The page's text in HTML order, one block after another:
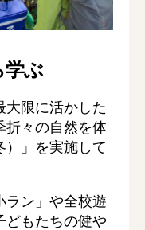
学ぶ
大限に活かした
折々の自然を体
）」を実施して
ラン」や全校遊
どもたちの健や